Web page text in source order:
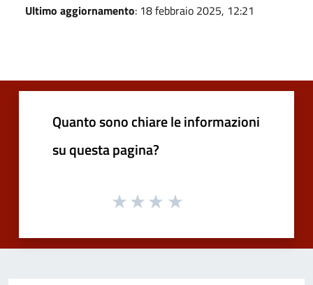
Ultimo aggiornamento: 18 febbraio 2025, 12:21
Quanto sono chiare le informazioni
su questa pagina?